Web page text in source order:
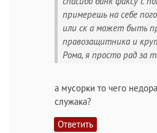
примерешь на себе
или ск а может быть
правозащитника и
Рома, я просто рад за
а мусорки то чего
служака?
Ответить